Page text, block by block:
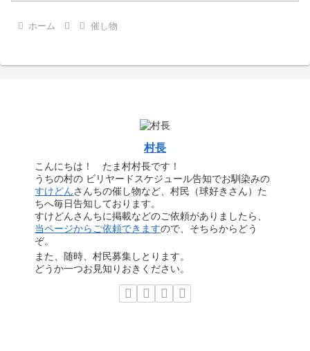
ホーム 催し物
村長
こんにちは！ たま村村長です！
うちの村の ビリヤードスケジュール告知でお馴染みの
すけどんさんちの催し物など、村民（球好きさん）た
ちへ毎日告知しております。
すけどんさんちに掲載などのご依頼がありましたら、
当ページからご依頼できますので、そちらからどう
ぞ。
また、随時、村民募集しとります。
どうか一つお見知りおきください。